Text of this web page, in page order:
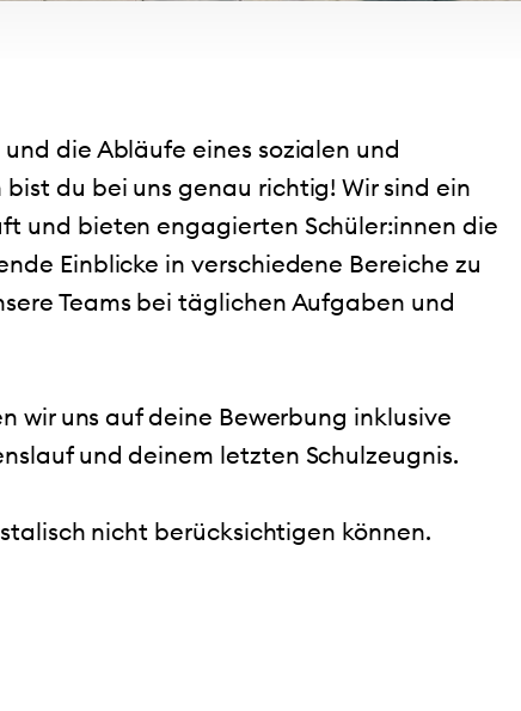
die Abläufe eines sozialen und
du bei uns genau richtig! Wir sind ein
und bieten engagierten Schüler:innen die
Einblicke in verschiedene Bereiche zu
Teams bei täglichen Aufgaben und
wir uns auf deine Bewerbung inklusive
und deinem letzten Schulzeugnis.
nicht berücksichtigen können.